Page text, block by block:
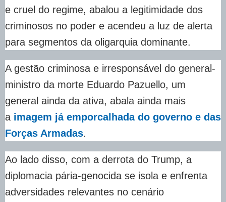
e cruel do regime, abalou a legitimidade dos
criminosos no poder e acendeu a luz de alerta
para segmentos da oligarquia dominante.
A gestão criminosa e irresponsável do general-
ministro da morte Eduardo Pazuello, um
general ainda da ativa, abala ainda mais
a imagem já emporcalhada do governo e das
Forças Armadas.
Ao lado disso, com a derrota do Trump, a
diplomacia pária-genocida se isola e enfrenta
adversidades relevantes no cenário